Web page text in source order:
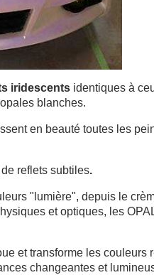
h en France Métropolitaine
sous 14 jours
la première commande
chaque parrainage
h en France Métropolitaine
pour 250€
frais dès 30€ d'achats
en moins d'1 minute
à chaque commande
iridescentsidentiques à
blanches.
en beauté toutes les
reflets subtiles.
"lumière", depuis le
et optiques, les
et transforme les couleurs
changeantes et